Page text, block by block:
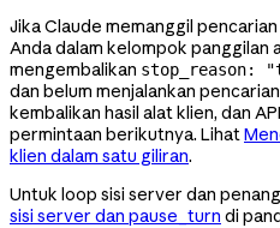
Jika Claude memanggil
Anda dalam kelompok panggilan
mengembalikan stop_reason:
dan belum menjalankan
kembalikan hasil alat klien, dan
permintaan berikutnya. Lihat
klien dalam satu giliran.
Untuk loop sisi server dan
sisi server dan pause_turn di